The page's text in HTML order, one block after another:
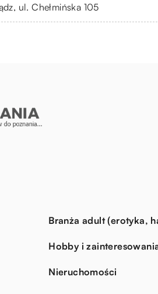
ul. Chełmińska 105
Branża adult (erotyka,
Hobby i
Nieruchomości